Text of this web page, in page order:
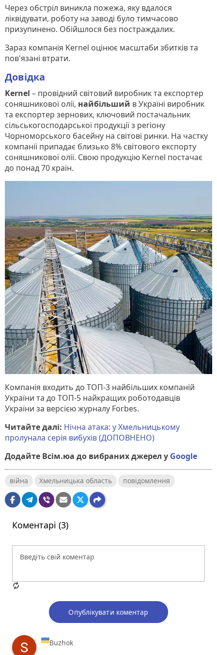
Через обстріл виникла пожежа, яку вдалося
ліквідувати, роботу на заводі було тимчасово
призупинено. Обійшлося без постраждалих.
Зараз компанія Kernel оцінює масштаби збитків та
пов'язані втрати.
Довідка
Kernel – провідний світовий виробник та експортер
соняшникової олії, найбільший в Україні виробник
та експортер зернових, ключовий постачальник
сільськогосподарської продукції з регіону
Чорноморського басейну на світові ринки. На частку
компанії припадає близько 8% світового експорту
соняшникової олії. Свою продукцію Kernel постачає
до понад 70 країн.
Компанія входить до ТОП-3 найбільших компаній
України та до ТОП-5 найкращих роботодавців
України за версією журналу Forbes.
Читайте далі: Нічна атака: у Хмельницькому
пролунала серія вибухів (ДОПОВНЕНО)
Додайте Всім.юа до вибраних джерел у Google
війна Хмельницька область повідомлення
Коментарі (3)
Опублікувати коментар
Buzhok